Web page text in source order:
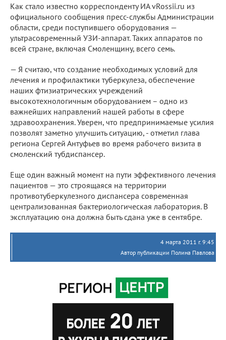
Как стало известно корреспонденту ИА vRossii.ru из
официального сообщения пресс-службы Администрации
области, среди поступившего оборудования —
ультрасовременный УЗИ-аппарат. Таких аппаратов по
всей стране, включая Смоленщину, всего семь.
— Я считаю, что создание необходимых условий для
лечения и профилактики туберкулеза, обеспечение
наших фтизиатрических учреждений
высокотехнологичным оборудованием – одно из
важнейших направлений нашей работы в сфере
здравоохранения. Уверен, что предпринимаемые усилия
позволят заметно улучшить ситуацию, - отметил глава
региона Сергей Антуфьев во время рабочего визита в
смоленский тубдиспансер.
Еще один важный момент на пути эффективного лечения
пациентов — это строящаяся на территории
противотуберкулезного диспансера современная
централизованная бактериологическая лаборатория. В
эксплуатацию она должна быть сдана уже в сентябре.
4 марта 2011 г. 9:45
Автор публикации Полина Павлова